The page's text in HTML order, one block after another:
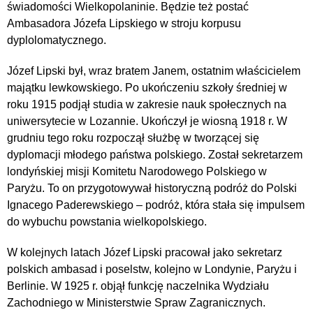
świadomości Wielkopolaninie. Będzie też postać
Ambasadora Józefa Lipskiego w stroju korpusu
dyplolomatycznego.
Józef Lipski był, wraz bratem Janem, ostatnim właścicielem
majątku lewkowskiego. Po ukończeniu szkoły średniej w
roku 1915 podjął studia w zakresie nauk społecznych na
uniwersytecie w Lozannie. Ukończył je wiosną 1918 r. W
grudniu tego roku rozpoczął służbę w tworzącej się
dyplomacji młodego państwa polskiego. Został sekretarzem
londyńskiej misji Komitetu Narodowego Polskiego w
Paryżu. To on przygotowywał historyczną podróż do Polski
Ignacego Paderewskiego – podróż, która stała się impulsem
do wybuchu powstania wielkopolskiego.
W kolejnych latach Józef Lipski pracował jako sekretarz
polskich ambasad i poselstw, kolejno w Londynie, Paryżu i
Berlinie. W 1925 r. objął funkcję naczelnika Wydziału
Zachodniego w Ministerstwie Spraw Zagranicznych.